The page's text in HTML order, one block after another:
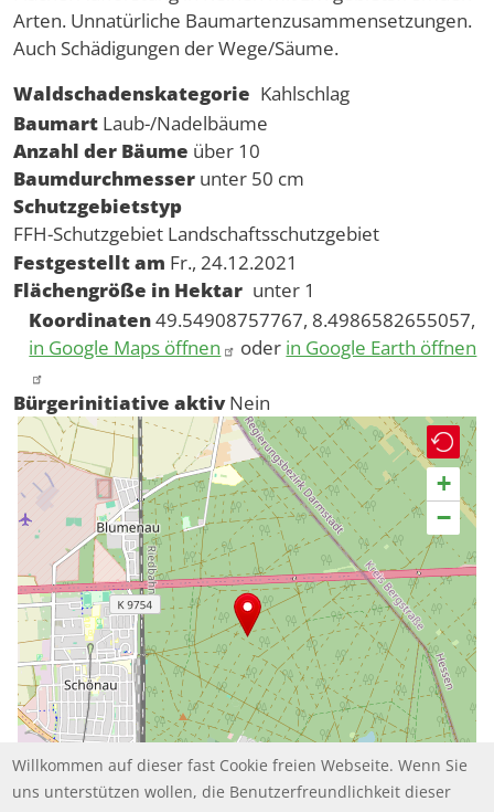
Arten. Unnatürliche Baumartenzusammensetzungen.
Auch Schädigungen der Wege/Säume.
Waldschadenskategorie Kahlschlag
Baumart Laub-/Nadelbäume
Anzahl der Bäume über 10
Baumdurchmesser unter 50 cm
Schutzgebietstyp
FFH-Schutzgebiet Landschaftsschutzgebiet
Festgestellt am Fr., 24.12.2021
Flächengröße in Hektar unter 1
Koordinaten49.54908757767, 8.4986582655057,
in Google Maps öffnen
oder in Google Earth öffnen
Bürgerinitiative aktiv Nein
+
−
Willkommen auf dieser fast Cookie freien Webseite. Wenn Sie
uns unterstützen wollen, die Benutzerfreundlichkeit dieser